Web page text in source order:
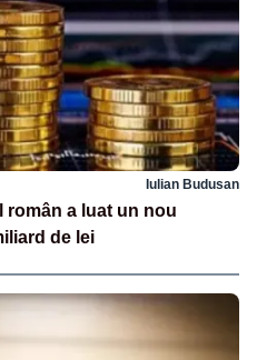
Iulian Budusan
român a luat un nou
de lei